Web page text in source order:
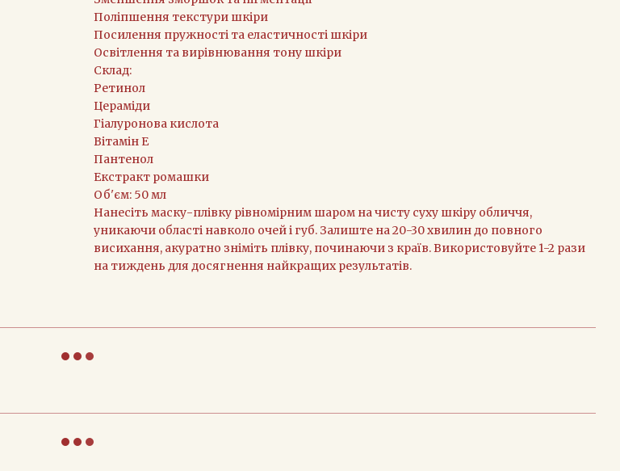
Поліпшення текстури шкіри
Посилення пружності та еластичності шкіри
Освітлення та вирівнювання тону шкіри
Склад:
Ретинол
Цераміди
Гіалуронова кислота
Вітамін Е
Пантенол
Екстракт ромашки
Об'єм: 50 мл
Нанесіть маску-плівку рівномірним шаром на чисту суху шкіру обличчя,
уникаючи області навколо очей і губ. Залиште на 20-30 хвилин до повного
висихання, акуратно зніміть плівку, починаючи з країв. Використовуйте 1-2 рази
на тиждень для досягнення найкращих результатів.